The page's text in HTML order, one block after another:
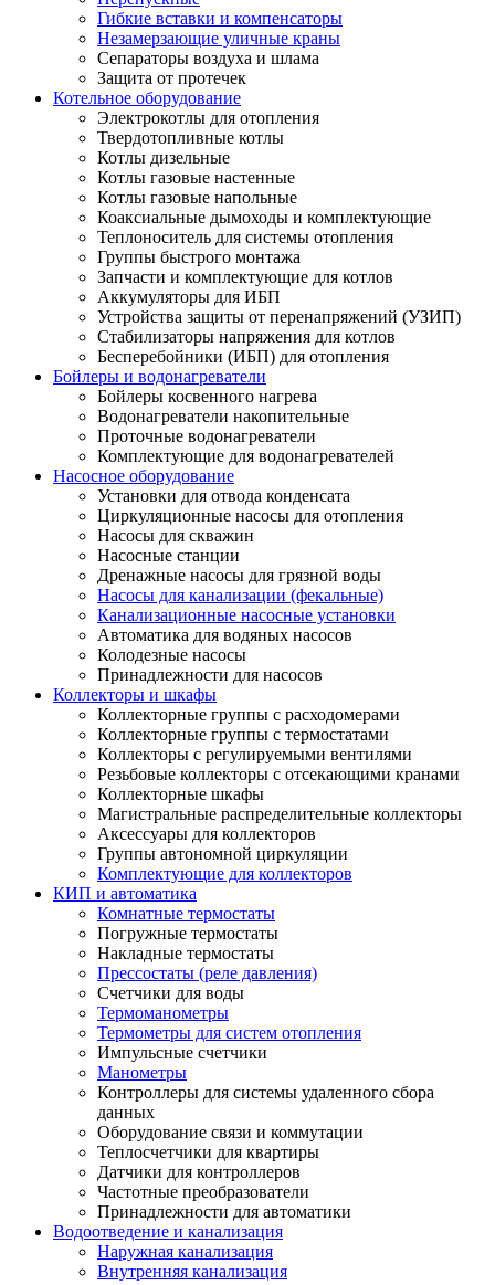
Гибкие вставки и компенсаторы
Незамерзающие уличные краны
Сепараторы воздуха и шлама
Защита от протечек
Котельное оборудование
Электрокотлы для отопления
Твердотопливные котлы
Котлы дизельные
Котлы газовые настенные
Котлы газовые напольные
Коаксиальные дымоходы и комплектующие
Теплоноситель для системы отопления
Группы быстрого монтажа
Запчасти и комплектующие для котлов
Аккумуляторы для ИБП
Устройства защиты от перенапряжений (УЗИП)
Стабилизаторы напряжения для котлов
Бесперебойники (ИБП) для отопления
Бойлеры и водонагреватели
Бойлеры косвенного нагрева
Водонагреватели накопительные
Проточные водонагреватели
Комплектующие для водонагревателей
Насосное оборудование
Установки для отвода конденсата
Циркуляционные насосы для отопления
Насосы для скважин
Насосные станции
Дренажные насосы для грязной воды
Насосы для канализации (фекальные)
Канализационные насосные установки
Автоматика для водяных насосов
Колодезные насосы
Принадлежности для насосов
Коллекторы и шкафы
Коллекторные группы с расходомерами
Коллекторные группы с термостатами
Коллекторы с регулируемыми вентилями
Резьбовые коллекторы с отсекающими кранами
Коллекторные шкафы
Магистральные распределительные коллекторы
Аксессуары для коллекторов
Группы автономной циркуляции
Комплектующие для коллекторов
КИП и автоматика
Комнатные термостаты
Погружные термостаты
Накладные термостаты
Прессостаты (реле давления)
Счетчики для воды
Термоманометры
Термометры для систем отопления
Импульсные счетчики
Манометры
Контроллеры для системы удаленного сбора
данных
Оборудование связи и коммутации
Теплосчетчики для квартиры
Датчики для контроллеров
Частотные преобразователи
Принадлежности для автоматики
Водоотведение и канализация
Наружная канализация
Внутренняя канализация